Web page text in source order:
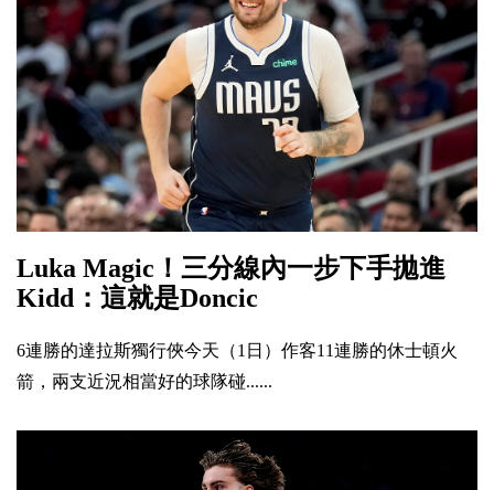
Luka Magic！三分線內一步下手拋進
Kidd：這就是Doncic
6連勝的達拉斯獨行俠今天（1日）作客11連勝的休士頓火
箭，兩支近況相當好的球隊碰......